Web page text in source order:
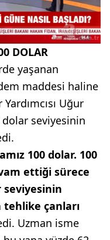
DOLAR
yaşanan
maddesi haline
Uğur
seviyesinin
100 dolar. 100
ettiği sürece
seviyesinin
tehlike çanları
Uzman isme